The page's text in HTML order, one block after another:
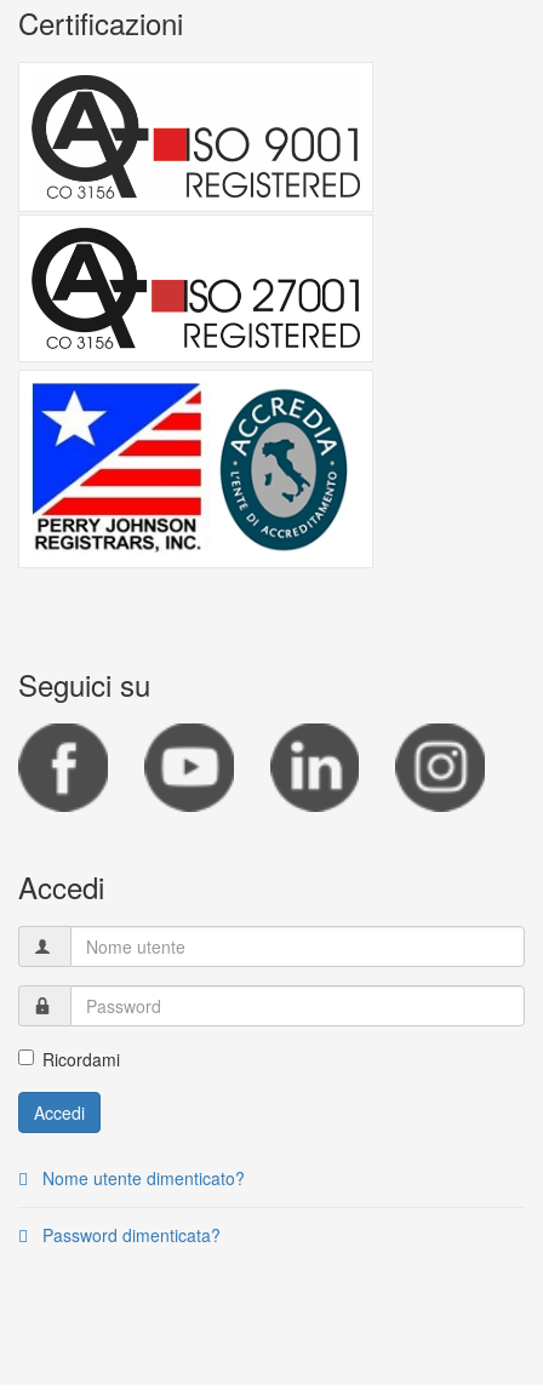
Certificazioni
Seguici su
Accedi
Ricordami
Accedi
Nome utente dimenticato?
Password dimenticata?